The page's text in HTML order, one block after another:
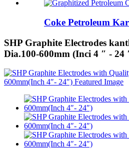
Coke Petroleum
SHP Graphite Electrodes
Dia.100-600mm (Inci 4 ″ - 24